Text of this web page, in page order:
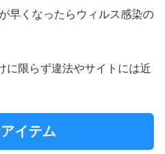
早くなったらウィルス感染の
に限らず違法やサイトには近
イテム